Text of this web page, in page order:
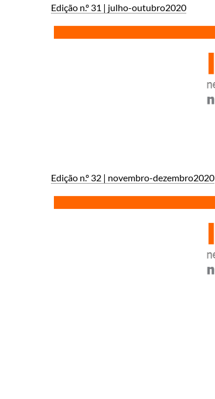
Edição n.º 31 | julho-outubro2020
Edição n.º 32 | novembro-dezembro2020